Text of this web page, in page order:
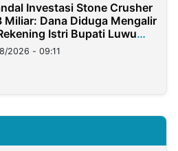
Investasi Stone Crusher
Miliar: Dana Diduga Mengalir
Istri Bupati Luwu
2026 - 09:11